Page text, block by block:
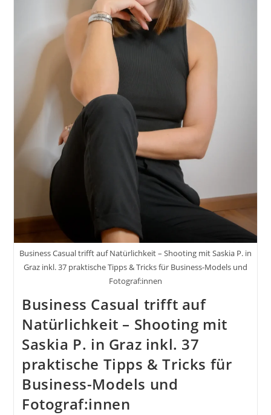
Business Casual trifft auf Natürlichkeit – Shooting mit Saskia P. in
Graz inkl. 37 praktische Tipps & Tricks für Business-Models und
Fotograf:innen
Business Casual trifft auf
Natürlichkeit – Shooting mit
Saskia P. in Graz inkl. 37
praktische Tipps & Tricks für
Business-Models und
Fotograf:innen